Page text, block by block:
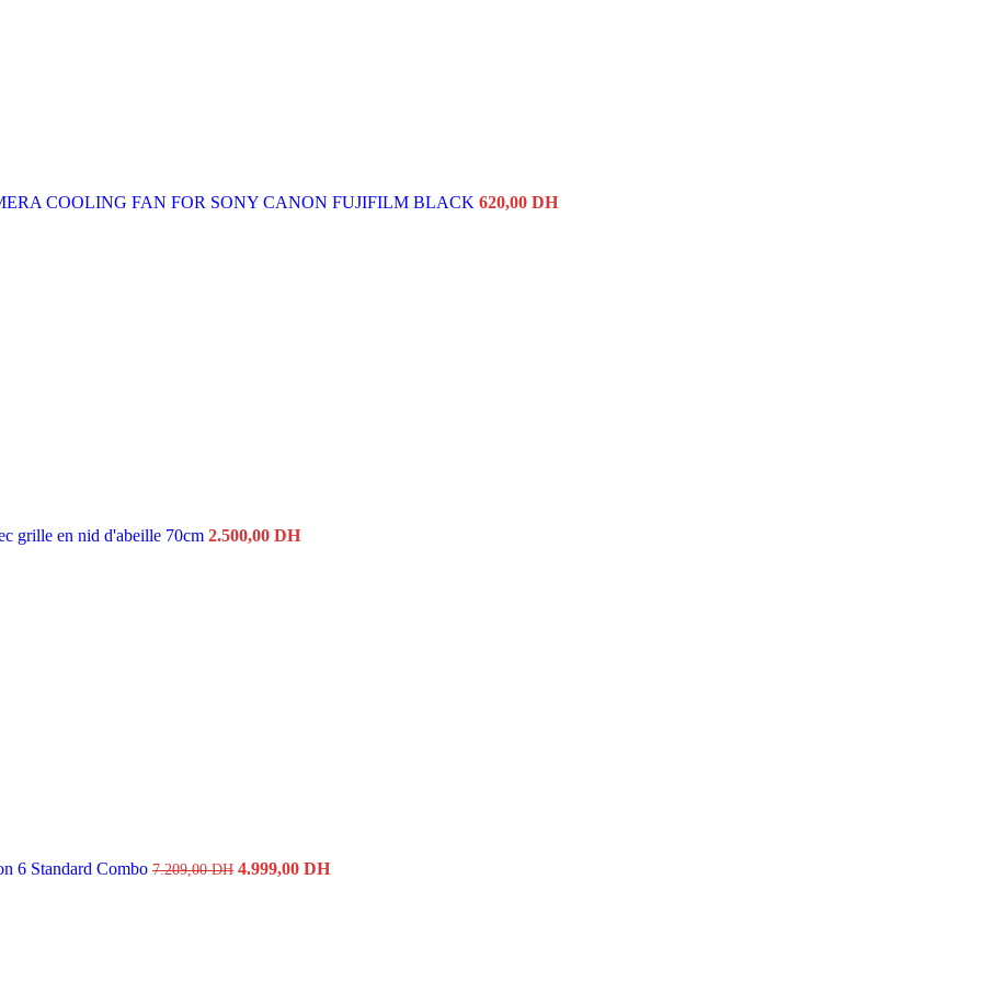
COOLING FAN FOR SONY CANON FUJIFILM BLACK 620,00 DH
grille en nid d'abeille 70cm 2.500,00 DH
6 Standard Combo 7.209,00DH 4.999,00 DH